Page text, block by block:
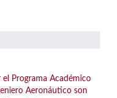
Programa Académico
Aeronáutico son